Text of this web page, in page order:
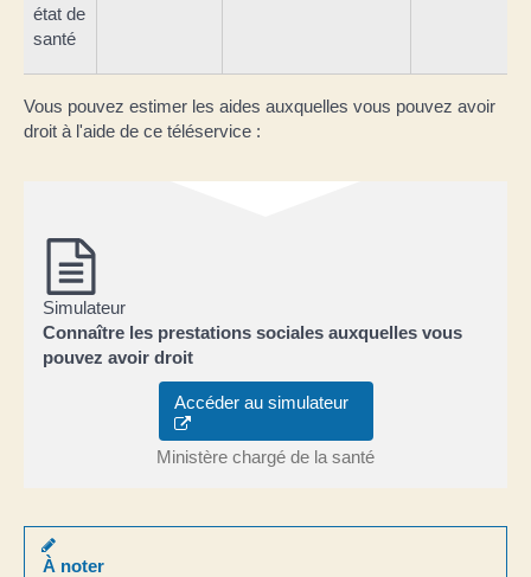
état de
santé
Vous pouvez estimer les aides auxquelles vous pouvez avoir
droit à l'aide de ce téléservice :
Simulateur
Connaître les prestations sociales auxquelles vous
pouvez avoir droit
Accéder au simulateur
Ministère chargé de la santé
À noter